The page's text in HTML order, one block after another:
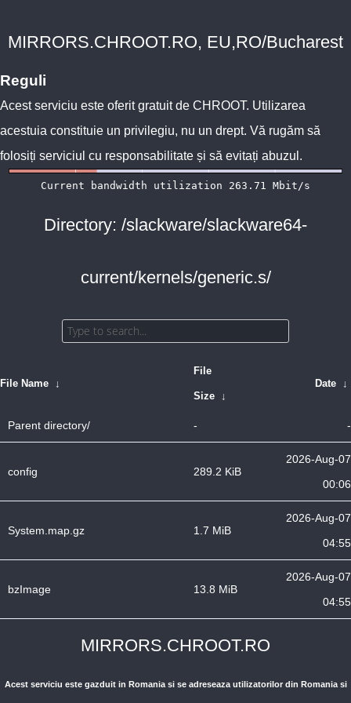
MIRRORS.CHROOT.RO, EU,RO/Bucharest
Reguli
Acest serviciu este oferit gratuit de CHROOT. Utilizarea
acestuia constituie un privilegiu, nu un drept. Vă rugăm să
folosiți serviciul cu responsabilitate și să evitați abuzul.
Directory: /slackware/slackware64-
current/kernels/generic.s/
File Name ↓
File
Size ↓
Date ↓
Parent directory/ - -
config 289.2 KiB
2026-Aug-07
00:06
System.map.gz 1.7 MiB
2026-Aug-07
04:55
bzImage 13.8 MiB
2026-Aug-07
04:55
MIRRORS.CHROOT.RO
Acest serviciu este gazduit in Romania si se adreseaza utilizatorilor din Romania si